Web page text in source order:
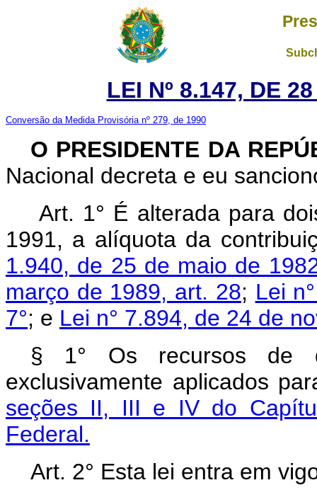
LEI Nº 8.147, DE
Conversão da Medida Provisória nº 279, de 1990
O PRESIDENTE DA
Nacional decreta e eu
Art. 1° É alterada para
1991, a alíquota da
1.940, de 25 de maio de
março de 1989, art. 28; Lei
7°; e Lei n° 7.894, de 24 de
§ 1° Os recursos de
exclusivamente aplicados
seções II, III e IV do
Federal.
Art. 2° Esta lei entra em